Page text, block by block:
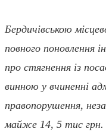
Бердичівською
повного поновлення
про стягнення із
винною у вчиненні
правопорушення,
майже 14, 5 тис грн.